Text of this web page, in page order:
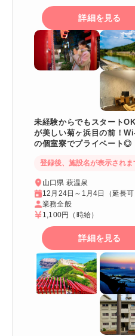
詳細を見る
未経験からでもスタート
が美しい菊ヶ浜目の前！
の個室寮でプライベート◎
登録後、施設名が表示されま
山口県 萩温泉
12月24日～1月4日（延長可
業務全般
1,100円
（時給）
詳細を見る